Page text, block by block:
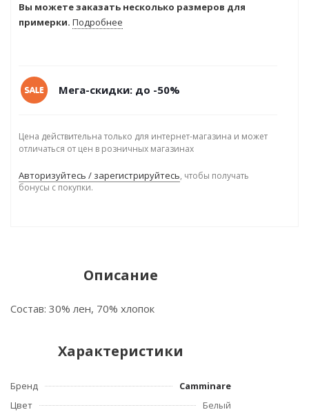
Вы можете заказать несколько размеров для
примерки. Подробнее
Мега-скидки: до -50%
Цена действительна только для интернет-магазина и может
отличаться от цен в розничных магазинах
Авторизуйтесь / зарегистрируйтесь, чтобы получать
бонусы с покупки.
Описание
Состав: 30% лен, 70% хлопок
Характеристики
Бренд
Camminare
Цвет
Белый